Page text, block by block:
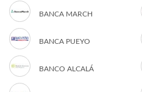
BANCA MARCH
BANCA PUEYO
BANCO ALCALÁ